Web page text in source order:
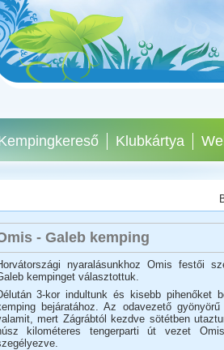
Klubkártya
- Galeb kemping
nyaralásunkhoz Omis festői
kempinget választottuk.
3-kor indultunk és kisebb pihenőket
bejáratához. Az odavezető
mert Zágrábtól kezdve sötétben
kilométeres tengerparti út vezet